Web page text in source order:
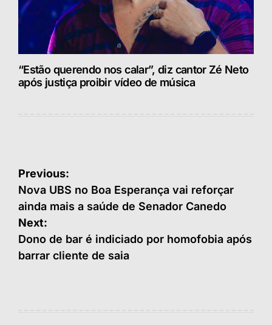
“Estão querendo nos calar”, diz cantor Zé Neto
após justiça proibir vídeo de música
Navegação
de
Post
Previous:
Nova UBS no Boa Esperança vai reforçar
ainda mais a saúde de Senador Canedo
Next:
Dono de bar é indiciado por homofobia após
barrar cliente de saia